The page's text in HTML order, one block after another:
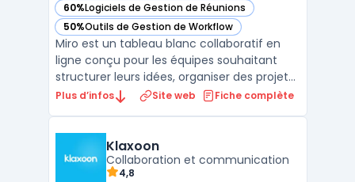
60%Logiciels de Gestion de Réunions
— voir Miro dans cette catégorie
50%Outils de Gestion de Workflow
— voir Miro dans cette catégorie
Miro est un tableau blanc collaboratif en
ligne conçu pour les équipes souhaitant
structurer leurs idées, organiser des projets
et faciliter la créativité en groupe. Cet outil
créer des cartes mentales et construire des
Plus d’infos Site web Fiche complète
Klaxoon
Collaboration et communication
4,8